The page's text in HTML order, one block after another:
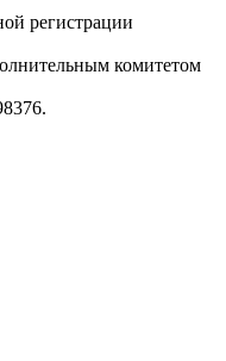
регистрации
комитетом